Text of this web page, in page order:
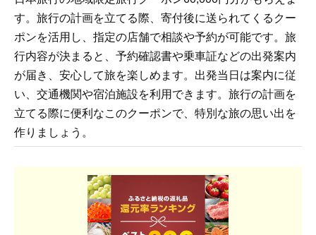
す。旅行の計画を立てる際、寄付後に送られてくるクー
ポンを活用し、指定の店舗で相談や予約が可能です。旅
行内容が決まると、予約確認書や乗車証などの出発案内
が届き、安心して旅を楽しめます。出発当日は案内に従
い、交通機関や宿泊施設を利用できます。旅行の計画を
立てる際に便利なこのクーポンで、特別な旅の思い出を
作りましょう。